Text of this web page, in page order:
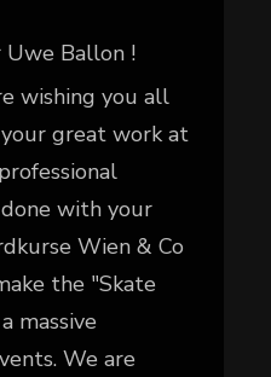
Uwe Ballon !
wishing you all
great work at
with your
Wien & Co
the "Skate
massive
We are